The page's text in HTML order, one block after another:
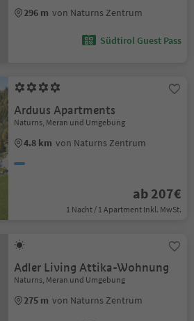
296 m von Naturns Zentrum
Südtirol Guest Pass
Arduus Apartments
Naturns, Meran und Umgebung
4.8 km von Naturns Zentrum
ab 207€
1 Nacht / 1 Apartment Inkl. MwSt.
Adler Living Attika-Wohnung
Naturns, Meran und Umgebung
275 m von Naturns Zentrum